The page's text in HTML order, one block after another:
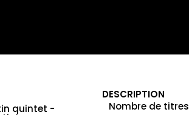
DESCRIPTION
Nombre de titres